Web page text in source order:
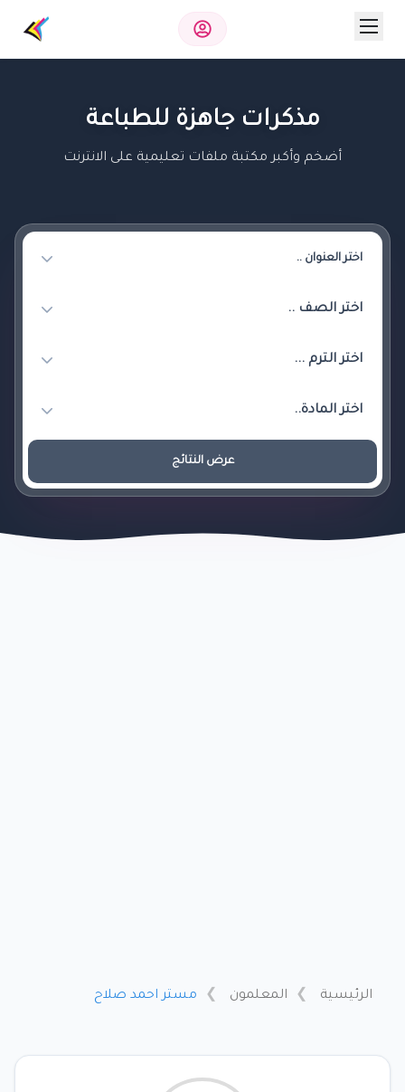
مذكرات جاهزة للطباعة
أضخم وأكبر مكتبة ملفات تعليمية على الانترنت
عرض النتائج
الرئيسية المعلمون مستر احمد صلاح